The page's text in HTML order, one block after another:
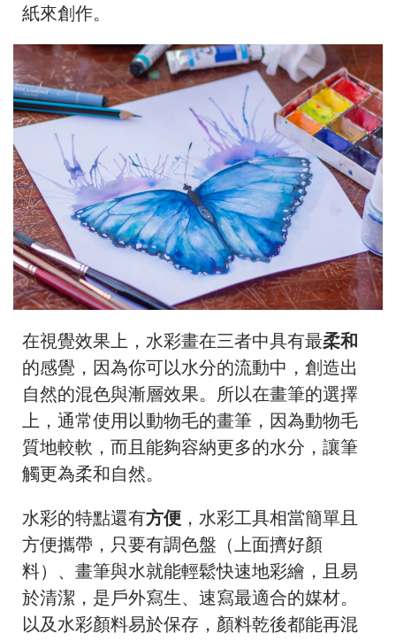
紙來創作。
在視覺效果上，水彩畫在三者中具有最柔和
的感覺，因為你可以水分的流動中，創造出
自然的混色與漸層效果。所以在畫筆的選擇
上，通常使用以動物毛的畫筆，因為動物毛
質地較軟，而且能夠容納更多的水分，讓筆
觸更為柔和自然。
水彩的特點還有方便 ，水彩工具相當簡單且
方便攜帶，只要有調色盤（上面擠好顏
料）、畫筆與水就能輕鬆快速地彩繪，且易
於清潔，是戶外寫生、速寫最適合的媒材。
以及水彩顏料易於保存，顏料乾後都能再混